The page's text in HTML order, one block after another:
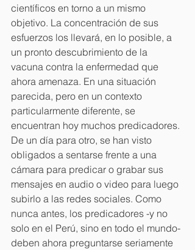
científicos en torno a un mismo
objetivo. La concentración de sus
esfuerzos los llevará, en lo posible, a
un pronto descubrimiento de la
vacuna contra la enfermedad que
ahora amenaza. En una situación
parecida, pero en un contexto
particularmente diferente, se
encuentran hoy muchos predicadores.
De un día para otro, se han visto
obligados a sentarse frente a una
cámara para predicar o grabar sus
mensajes en audio o video para luego
subirlo a las redes sociales. Como
nunca antes, los predicadores -y no
solo en el Perú, sino en todo el mundo-
deben ahora preguntarse seriamente